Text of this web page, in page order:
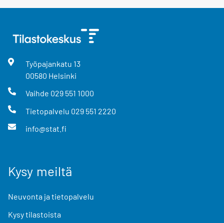
Työpajankatu 13
00580 Helsinki
Vaihde 029 551 1000
Tietopalvelu 029 551 2220
info@stat.fi
Kysy meiltä
Neuvonta ja tietopalvelu
Kysy tilastoista